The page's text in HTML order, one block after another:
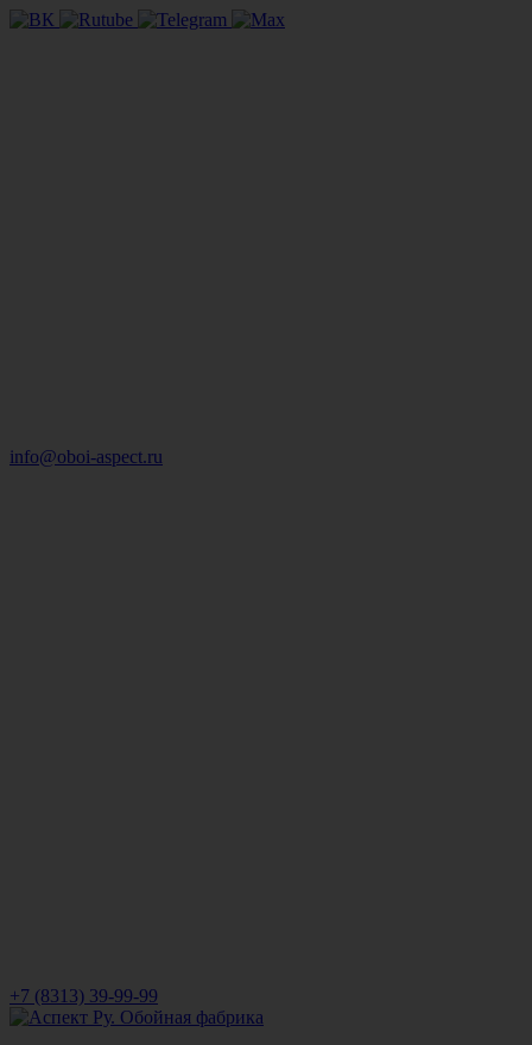
info@oboi-aspect.ru
+7 (8313) 39-99-99